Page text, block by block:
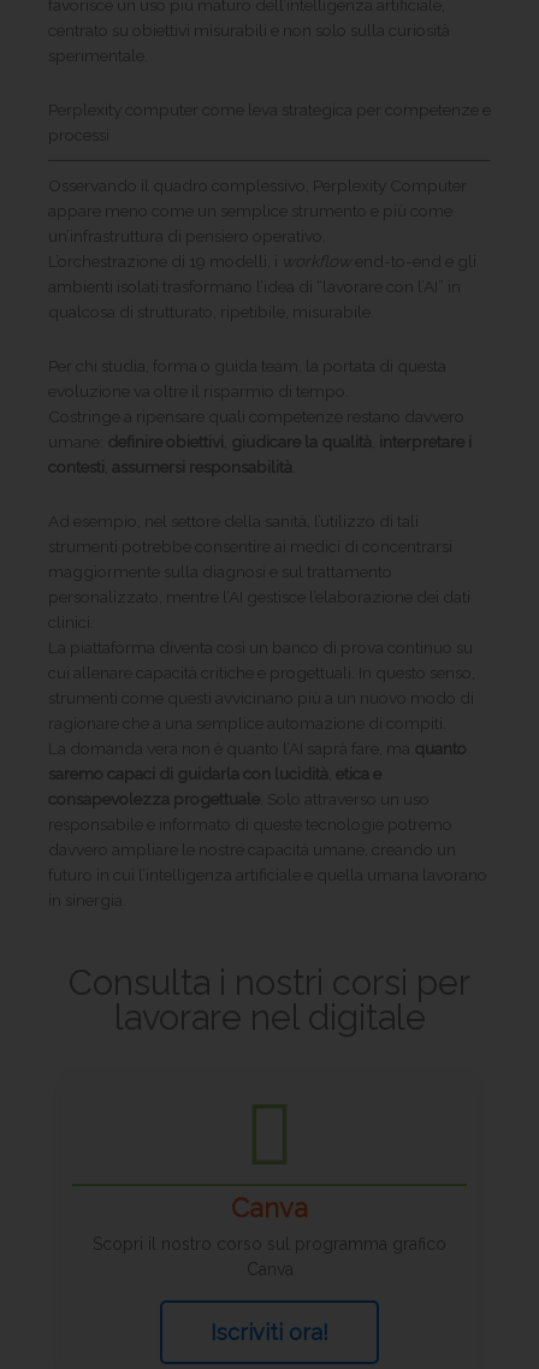
favorisce un uso più maturo dell’intelligenza artificiale,
centrato su obiettivi misurabili e non solo sulla curiosità
sperimentale.
Perplexity computer come leva strategica per competenze e
processi
Osservando il quadro complessivo, Perplexity Computer
appare meno come un semplice strumento e più come
un’infrastruttura di pensiero operativo.
L’orchestrazione di 19 modelli, i
workflow end-to-end e gli
ambienti isolati trasformano l’idea di “lavorare con l’AI” in
qualcosa di strutturato, ripetibile, misurabile.
Per chi studia, forma o guida team, la portata di questa
evoluzione va oltre il risparmio di tempo.
Costringe a ripensare quali competenze restano davvero
umane: definire obiettivi giudicare la qualità interpretare i
contesti assumersi responsabilità
Ad esempio, nel settore della sanità, l’utilizzo di tali
strumenti potrebbe consentire ai medici di concentrarsi
maggiormente sulla diagnosi e sul trattamento
personalizzato, mentre l’AI gestisce l’elaborazione dei dati
clinici.
La piattaforma diventa così un banco di prova continuo su
cui allenare capacità critiche e progettuali. In questo senso,
strumenti come questi avvicinano più a un nuovo modo di
ragionare che a una semplice automazione di compiti.
La domanda vera non è quanto l’AI saprà fare, ma quanto
saremo capaci di guidarla con lucidità etica e
consapevolezza progettuale . Solo attraverso un uso
responsabile e informato di queste tecnologie potremo
davvero ampliare le nostre capacità umane, creando un
futuro in cui l’intelligenza artificiale e quella umana lavorano
in sinergia.
Consulta i nostri corsi per
lavorare nel digitale
Canva
Scopri il nostro corso sul programma grafico
Canva
Iscriviti ora!